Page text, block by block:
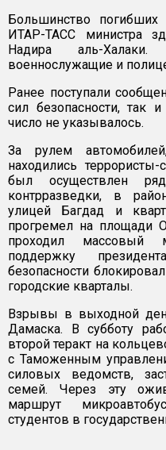
Большинство
ИТАР-ТАСС министра
Надира аль-
военнослужащие и
Ранее поступали
сил безопасности, так
число не указывалось.
За рулем
находились
был осуществлен
контрразведки, в
улицей Багдад и
прогремел на площади
проходил массовый
поддержку
безопасности
городские кварталы.
Взрывы в выходной
Дамаска. В субботу
второй теракт на
с Таможенным
силовых ведомств,
семей. Через эту
маршрут
студентов в